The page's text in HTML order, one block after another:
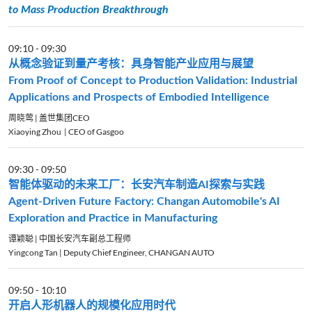
to Mass Production Breakthrough
09:10-09:30
从概念验证到量产考核：具身智能产业应用与展望
From Proof of Concept to Production Validation: Industrial
Applications and Prospects of Embodied Intelligence
周晓莺 | 盖世集团CEO
Xiaoying Zhou | CEO of Gasgoo
09:30-09:50
智能体驱动的未来工厂：长安汽车制造AI探索与实践
Agent-Driven Future Factory: Changan Automobile's AI
Exploration and Practice in Manufacturing
谭颖聪 | 中国长安汽车副总工程师
Yingcong Tan | Deputy Chief Engineer, CHANGAN AUTO
09:50- 10:10
开启人形机器人的规模化应用时代